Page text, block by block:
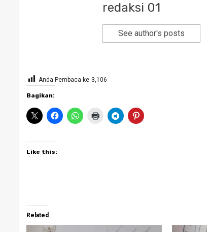
redaksi 01
See author's posts
Anda Pembaca ke 3,106
Bagikan:
Like this:
Related